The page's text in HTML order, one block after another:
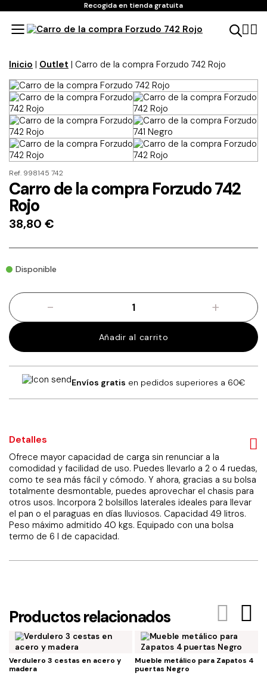
Recogida en tienda gratuita
Inicio | Outlet | Carro de la compra Forzudo 742 Rojo
Ref. 998145 742
Carro de la compra Forzudo 742
Rojo
38,80 €
Disponible
-
Carro
de
la
compra
Forzudo
Rojo
cantidad
+
Añadir al carrito
Envíos gratis en pedidos superiores a 60€
Detalles
Ofrece mayor capacidad de carga sin renunciar a la
comodidad y facilidad de uso. Puedes llevarlo a 2 o 4 ruedas,
como te sea más fácil y cómodo. Y ahora, gracias a su bolsa
totalmente desmontable, puedes aprovechar el chasis para
otros usos. Incorpora 2 bolsillos laterales ideales para llevar
el pan o el paraguas en días lluviosos. Capacidad 49 litros.
Peso máximo admitido 40 kgs. Equipado con una bolsa
termo de 6 l de capacidad.
Productos relacionados
Verdulero 3 cestas en acero y
madera
Mueble metálico para Zapatos 4
puertas Negro